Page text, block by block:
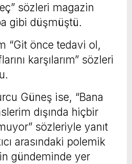
sözleri magazin
gibi düşmüştü.
“Git önce tedavi ol,
karşılarım” sözleri
Güneş ise, “Bana
dışında hiçbir
sözleriyle yanıt
arasındaki polemik
gündeminde yer